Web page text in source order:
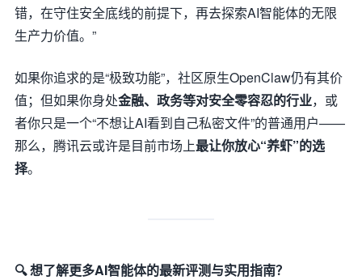
错，在守住安全底线的前提下，再去探索AI智能体的无限
生产力价值。”
如果你追求的是“极致功能”，社区原生OpenClaw仍有其价
值；但如果你身处金融、政务等对安全零容忍的行业，或
者你只是一个“不想让AI看到自己私密文件”的普通用户——
那么，腾讯云或许是目前市场上最让你放心“养虾”的选
择。
🔍 想了解更多AI智能体的最新评测与实用指南？